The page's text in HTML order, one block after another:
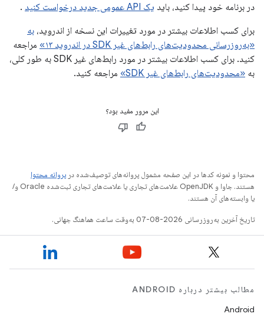
در برنامه خود پیدا کنید، باید یک API عمومی جدید درخواست کنید
.
برای کسب اطلاعات بیشتر در مورد تغییرات این نسخه از اندروید، به
«به‌روزرسانی محدودیت‌های رابط‌های غیر SDK در اندروید ۱۳»
مراجعه
کنید. برای کسب اطلاعات بیشتر در مورد رابط‌های غیر SDK به طور کلی،
به «محدودیت‌های رابط‌های غیر SDK» مراجعه کنید.
این مرور مفید بود؟
محتوا و نمونه کدها در این صفحه مشمول پروانه‌های توصیف‌شده در پروانه محتوا
هستند. جاوا و OpenJDK علامت‌های تجاری یا علامت‌های تجاری ثبت‌شده Oracle و/
یا وابسته‌های آن هستند.
تاریخ آخرین به‌روزرسانی 2026-08-07 به‌وقت ساعت هماهنگ جهانی.
مطالب بیشتر درباره ANDROID
Android